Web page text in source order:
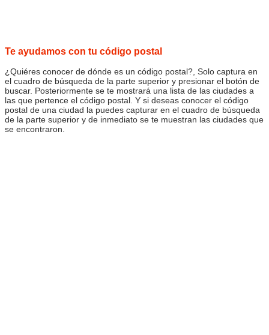
Te ayudamos con tu código postal
¿Quiéres conocer de dónde es un código postal?, Solo captura en
el cuadro de búsqueda de la parte superior y presionar el botón de
buscar. Posteriormente se te mostrará una lista de las ciudades a
las que pertence el código postal. Y si deseas conocer el código
postal de una ciudad la puedes capturar en el cuadro de búsqueda
de la parte superior y de inmediato se te muestran las ciudades que
se encontraron.